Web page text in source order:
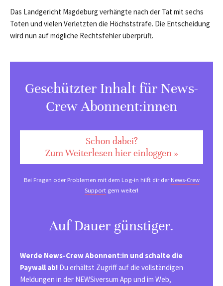
Das Landgericht Magdeburg verhängte nach der Tat mit sechs
Toten und vielen Verletzten die Höchststrafe. Die Entscheidung
wird nun auf mögliche Rechtsfehler überprüft.
Geschützter Inhalt für News-
Crew Abonnent:innen
Schon dabei?
Zum Weiterlesen hier einloggen »
Bei Fragen oder Problemen mit dem Log-in hilft dir derNews-Crew
Support gern weiter!
Auf Dauer günstiger.
Werde News-Crew Abonnent:in und schalte die
Paywall ab! Du erhältst Zugriff auf die vollständigen
Meldungen in der NEWSiversum App und im Web,